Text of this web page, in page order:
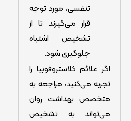
تنفسی، مورد توجه
قرار می‌گیرند تا از
تشخیص اشتباه
جلوگیری شود.
اگر علائم کلاستروفوبیا را
تجربه می‌کنید، مراجعه به
متخصص بهداشت روان
می‌تواند به تشخیص